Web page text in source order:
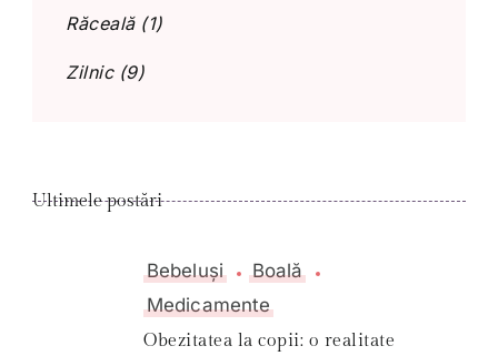
Răceală(1)
Zilnic(9)
Ultimele postări
Bebeluși
Boală
Medicamente
Obezitatea la copii: o realitate